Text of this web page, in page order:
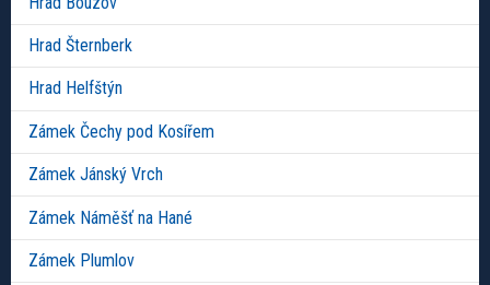
Hrad Šternberk
Hrad Helfštýn
Zámek Čechy pod Kosířem
Zámek Jánský Vrch
Zámek Náměšť na Hané
Zámek Plumlov